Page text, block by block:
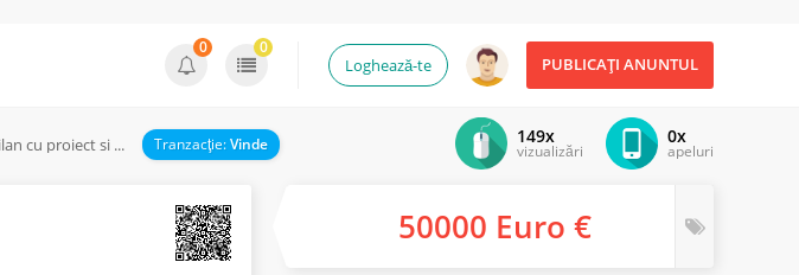
PUBLICAȚI ANUNTUL
Loghează-te
0 0
Teren intravilan cu proiect si autorizatie de construire Tranzacţie:Vinde 0x
apeluri
149x
vizualizări
50000 Euro €